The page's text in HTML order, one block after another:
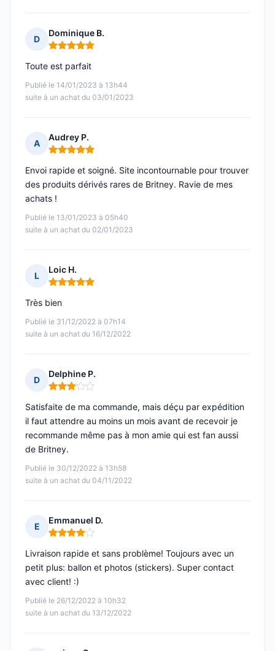
D
Dominique B.
Note : 5 sur 5
Publié le 14/01/2023 à 13h44
suite à un achat du 03/01/2023
Toute est parfait
A
Audrey P.
Note : 5 sur 5
Publié le 13/01/2023 à 05h40
suite à un achat du 02/01/2023
Envoi rapide et soigné. Site incontournable pour trouver
des produits dérivés rares de Britney. Ravie de mes
achats !
L
Loic H.
Note : 5 sur 5
Publié le 31/12/2022 à 07h14
suite à un achat du 16/12/2022
Très bien
D
Delphine P.
Note : 3 sur 5
Publié le 30/12/2022 à 13h58
suite à un achat du 04/11/2022
Satisfaite de ma commande, mais déçu par expédition
il faut attendre au moins un mois avant de recevoir je
recommande même pas à mon amie qui est fan aussi
de Britney.
E
Emmanuel D.
Note : 4 sur 5
Publié le 26/12/2022 à 10h32
suite à un achat du 13/12/2022
Livraison rapide et sans problème! Toujours avec un
petit plus: ballon et photos (stickers). Super contact
avec client! :)